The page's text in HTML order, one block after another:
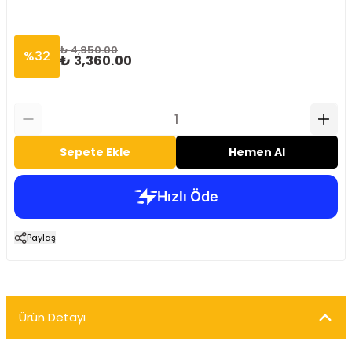
%32 ₺ 4,950.00
₺ 3,360.00
Sepete Ekle Hemen Al
Paylaş
Ürün Detayı